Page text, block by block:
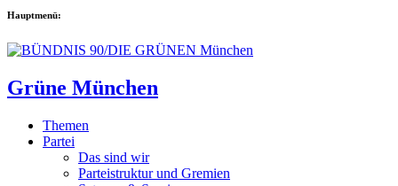
Hauptmenü:
Grüne München
Themen
Partei
Das sind wir
Parteistruktur und Gremien